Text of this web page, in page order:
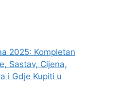
2025: Kompletan
Sastav, Cijena,
i Gdje Kupiti u